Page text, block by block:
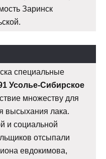
Заринск
специальные
Усолье-Сибирское
множеству для
высыхания лака.
и социальной
отсыпали
евдокимова,